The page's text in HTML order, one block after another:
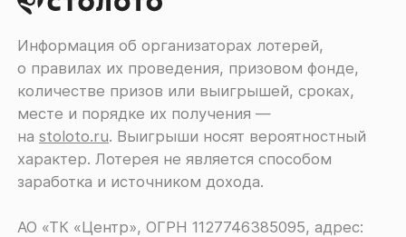
Информация об организаторах лотерей,
о правилах их проведения, призовом фонде,
количестве призов или выигрышей, сроках,
месте и порядке их получения ―
наstoloto.ru. Выигрыши носят вероятностный
характер. Лотерея не является способом
заработка и источником дохода.
АО «ТК «Центр», ОГРН 1127746385095, адрес: